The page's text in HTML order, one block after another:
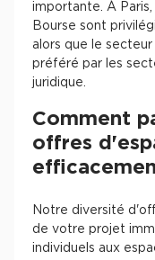
importante. À
Bourse sont
alors que le
préféré par les
juridique.
Comment
offres
Notre diversité
de votre projet
individuels aux